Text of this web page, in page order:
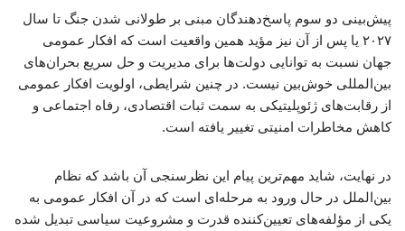
پیش‌بینی دو سوم پاسخ‌دهندگان مبنی بر طولانی شدن جنگ تا سال
۲۰۲۷ یا پس از آن نیز مؤید همین واقعیت است که افکار عمومی
جهان نسبت به توانایی دولت‌ها برای مدیریت و حل سریع بحران‌های
بین‌المللی خوش‌بین نیست. در چنین شرایطی، اولویت افکار عمومی
از رقابت‌های ژئوپلیتیکی به سمت ثبات اقتصادی، رفاه اجتماعی و
کاهش مخاطرات امنیتی تغییر یافته است.
در نهایت، شاید مهم‌ترین پیام این نظرسنجی آن باشد که نظام
بین‌الملل در حال ورود به مرحله‌ای است که در آن افکار عمومی به
یکی از مؤلفه‌های تعیین‌کننده قدرت و مشروعیت سیاسی تبدیل شده